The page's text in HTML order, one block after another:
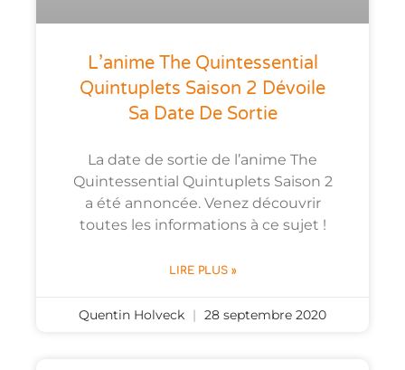
L’anime The Quintessential
Quintuplets Saison 2 Dévoile
Sa Date De Sortie
La date de sortie de l’anime The
Quintessential Quintuplets Saison 2
a été annoncée. Venez découvrir
toutes les informations à ce sujet !
LIRE PLUS »
Quentin Holveck 28 septembre 2020